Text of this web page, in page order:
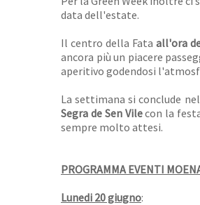
data dell'estate.
Il centro della Fata all'ora
ancora più un piacere
aperitivo godendosi
La settimana si conclude
Segra de Sen Vilecon la
sempre molto attesi.
PROGRAMMA EVENTI
Lunedi 20 giugno: